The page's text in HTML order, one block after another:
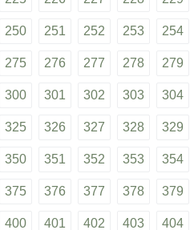
250 251 252 253 254
275 276 277 278 279
300 301 302 303 304
325 326 327 328 329
350 351 352 353 354
375 376 377 378 379
400 401 402 403 404